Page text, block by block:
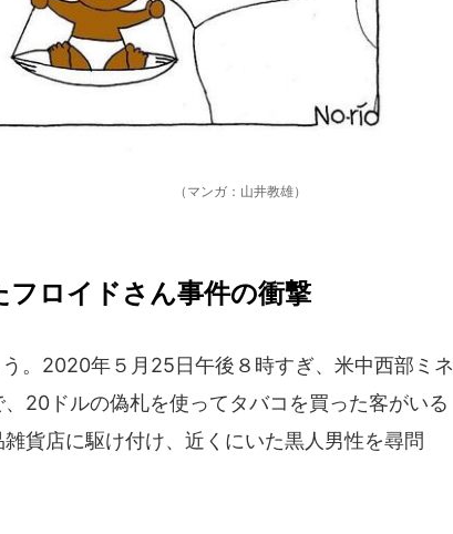
：山井教雄）
ロイドさん事件の衝撃
。2020年５月25日午後８時すぎ、米中西部ミネ
20ドルの偽札を使ってタバコを買った客がいる
貨店に駆け付け、近くにいた黒人男性を尋問